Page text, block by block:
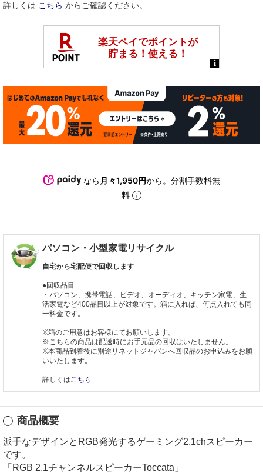
詳しくは こちら からご確認ください。
なら 月々1,950円から。分割手数料無
料
パソコン・小型家電リサイクル
自宅から宅配便で回収します
●回収品目
・パソコン、携帯電話、ビデオ、オーディオ、キッチン家電、生
活家電など400品目以上が対象です。箱に入れば、何点入れても同
一料金です。
※箱のご用意はお客様にてお願いします。
※こちらの商品は配送時にお手元品の回収はいたしません。
※本商品到着後に別途リネットジャパンへ回収品のお申込みをお願
いいたします。
詳しくはこちら
商品概要
派手なデザインとRGB発光するゲーミング2.1chスピーカー
です。
「RGB 2.1チャンネルスピーカーToccata」